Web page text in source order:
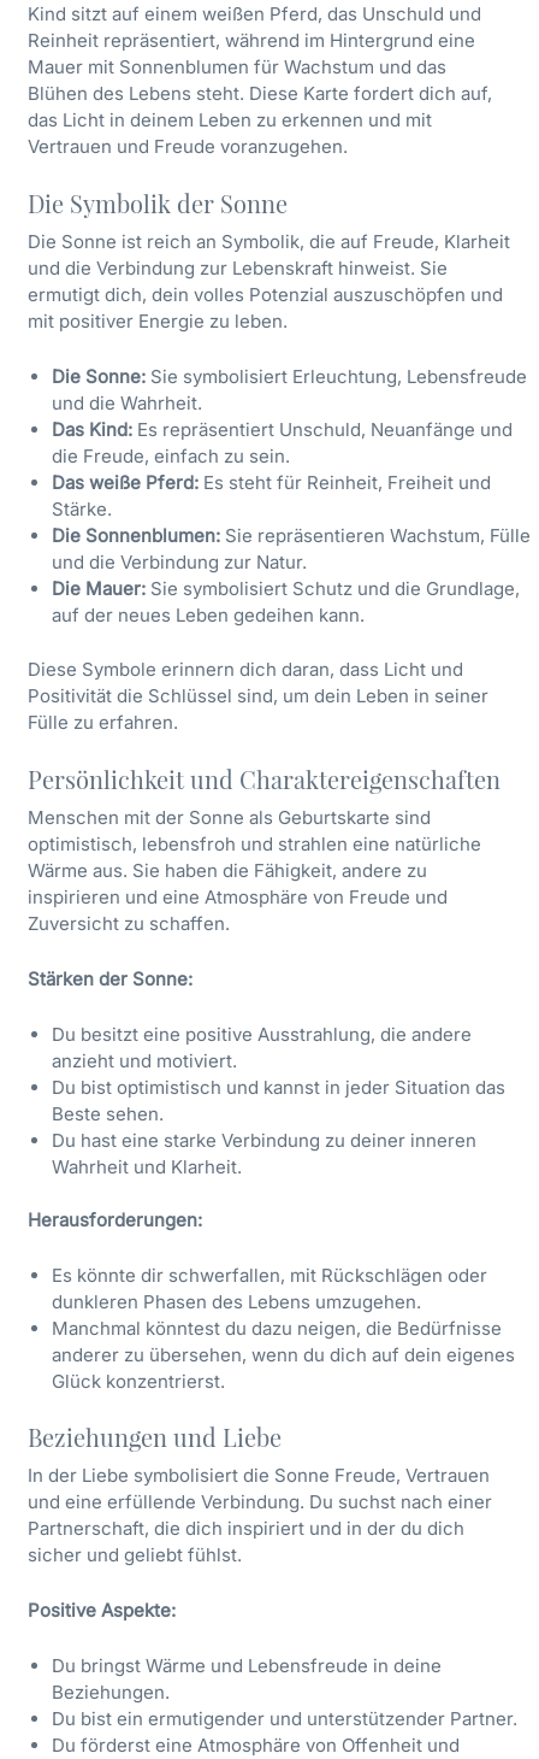
Kind sitzt auf einem weißen Pferd, das Unschuld und
Reinheit repräsentiert, während im Hintergrund eine
Mauer mit Sonnenblumen für Wachstum und das
Blühen des Lebens steht. Diese Karte fordert dich auf,
das Licht in deinem Leben zu erkennen und mit
Vertrauen und Freude voranzugehen.
Die Symbolik der Sonne
Die Sonne ist reich an Symbolik, die auf Freude, Klarheit
und die Verbindung zur Lebenskraft hinweist. Sie
ermutigt dich, dein volles Potenzial auszuschöpfen und
mit positiver Energie zu leben.
Die Sonne: Sie symbolisiert Erleuchtung, Lebensfreude
und die Wahrheit.
Das Kind: Es repräsentiert Unschuld, Neuanfänge und
die Freude, einfach zu sein.
Das weiße Pferd: Es steht für Reinheit, Freiheit und
Stärke.
Die Sonnenblumen: Sie repräsentieren Wachstum, Fülle
und die Verbindung zur Natur.
Die Mauer: Sie symbolisiert Schutz und die Grundlage,
auf der neues Leben gedeihen kann.
Diese Symbole erinnern dich daran, dass Licht und
Positivität die Schlüssel sind, um dein Leben in seiner
Fülle zu erfahren.
Persönlichkeit und Charaktereigenschaften
Menschen mit der Sonne als Geburtskarte sind
optimistisch, lebensfroh und strahlen eine natürliche
Wärme aus. Sie haben die Fähigkeit, andere zu
inspirieren und eine Atmosphäre von Freude und
Zuversicht zu schaffen.
Stärken der Sonne:
Du besitzt eine positive Ausstrahlung, die andere
anzieht und motiviert.
Du bist optimistisch und kannst in jeder Situation das
Beste sehen.
Du hast eine starke Verbindung zu deiner inneren
Wahrheit und Klarheit.
Herausforderungen:
Es könnte dir schwerfallen, mit Rückschlägen oder
dunkleren Phasen des Lebens umzugehen.
Manchmal könntest du dazu neigen, die Bedürfnisse
anderer zu übersehen, wenn du dich auf dein eigenes
Glück konzentrierst.
Beziehungen und Liebe
In der Liebe symbolisiert die Sonne Freude, Vertrauen
und eine erfüllende Verbindung. Du suchst nach einer
Partnerschaft, die dich inspiriert und in der du dich
sicher und geliebt fühlst.
Positive Aspekte:
Du bringst Wärme und Lebensfreude in deine
Beziehungen.
Du bist ein ermutigender und unterstützender Partner.
Du förderst eine Atmosphäre von Offenheit und